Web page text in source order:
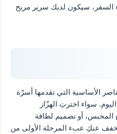
السفر، سيكون لديك سرير مريح
الأساسية التي تقدمها أسرّة
اليوم. سواء اخترتِ الهزّاز
المحبس، أو تصميم لطافة
عنكِ عبء المرحلة الأولى من